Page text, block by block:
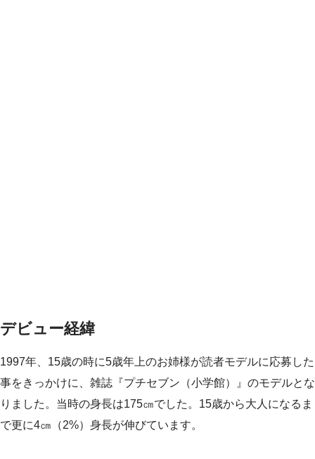
デビュー経緯
1997年、15歳の時に5歳年上のお姉様が読者モデルに応募した
事をきっかけに、雑誌『プチセブン（小学館）』のモデルとな
りました。当時の身長は175㎝でした。15歳から大人になるま
で更に4㎝（2%）身長が伸びています。